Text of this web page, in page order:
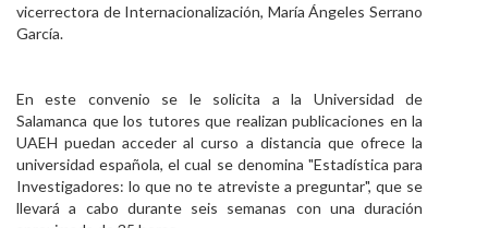
Visitantes
vicerrectora de Internacionalización, María Ángeles Serrano
García.
En este convenio se le solicita a la Universidad de
Salamanca que los tutores que realizan publicaciones en la
UAEH puedan acceder al curso a distancia que ofrece la
universidad española, el cual se denomina "Estadística para
Investigadores: lo que no te atreviste a preguntar", que se
llevará a cabo durante seis semanas con una duración